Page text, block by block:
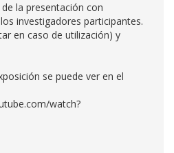
de la presentación con
investigadores participantes.
en caso de utilización) y
se puede ver en el
watch?